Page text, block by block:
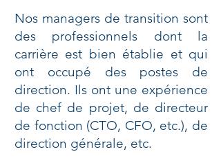
Nos managers de transition sont
des professionnels dont la
carrière est bien établie et qui
ont occupé des postes de
direction. Ils ont une expérience
de chef de projet, de directeur
de fonction (CTO, CFO, etc.), de
direction générale, etc.